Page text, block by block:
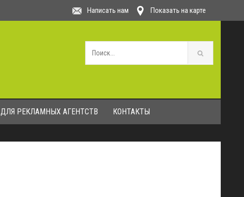
Написать нам Показать на карте
ДЛЯ РЕКЛАМНЫХ АГЕНТСТВ КОНТАКТЫ